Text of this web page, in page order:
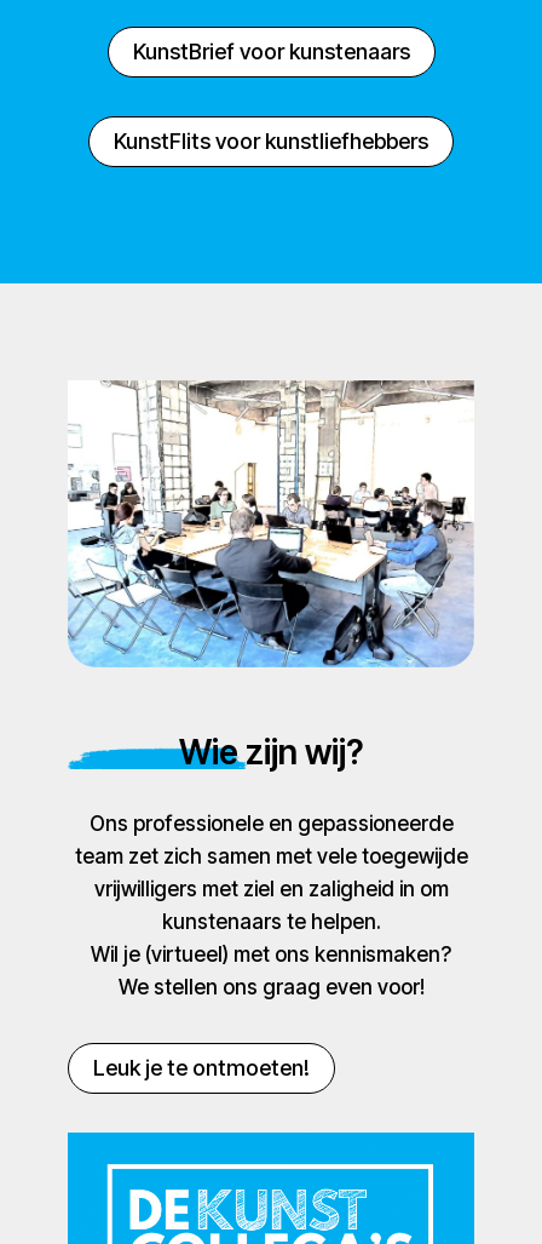
KunstBrief voor kunstenaars
KunstFlits voor kunstliefhebbers
Wie zijn wij?
Ons professionele en gepassioneerde
team zet zich samen met vele toegewijde
vrijwilligers met ziel en zaligheid in om
kunstenaars te helpen.
Wil je (virtueel) met ons kennismaken?
We stellen ons graag even voor!
Leuk je te ontmoeten!